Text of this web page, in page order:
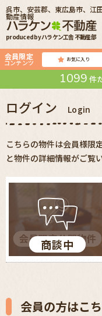
produced by ハラケン工舎 不動産部
呉市、安芸郡、東広島市、江
動産情報
会員限定
コンテンツ お気に入り
1099 件
ログイン Login
こちらの物件は会員様限
と物件の詳細情報がご覧
商談中
会員の方はこ